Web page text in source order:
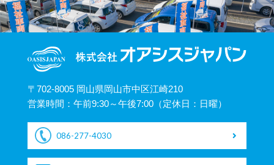
〒702-8005 岡山県岡山市中区江崎210
営業時間：午前9:30～午後7:00（定休日：日曜）
086-277-4030